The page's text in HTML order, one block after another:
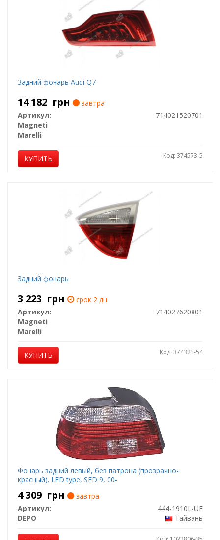
Задний фонарь Audi Q7
14 182 грн
завтра
Артикул:
714021520701
Magneti
Marelli
КУПИТЬ Код: 374573-5
Задний фонарь
3 223 грн
срок 2 дн.
Артикул:
714027620801
Magneti
Marelli
КУПИТЬ Код: 374323-54
Фонарь задний левый, без патрона (прозрачно-
красный). LED type, SED 9, 00-
4 309 грн
завтра
Артикул:
444-1910L-UE
DEPO
Тайвань